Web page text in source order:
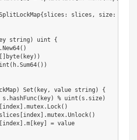
{slices : slices , size:
string ) uint
{
.New64( )
[ ] byte( key) )
( h.Sum64( ) )
) Set ( key , value string )
{
s . hashFunc( key) % uint ( s . size)
[index] .mutex. Lock( )
slices [index] .mutex.Unlock( )
[index] .m [ key] =